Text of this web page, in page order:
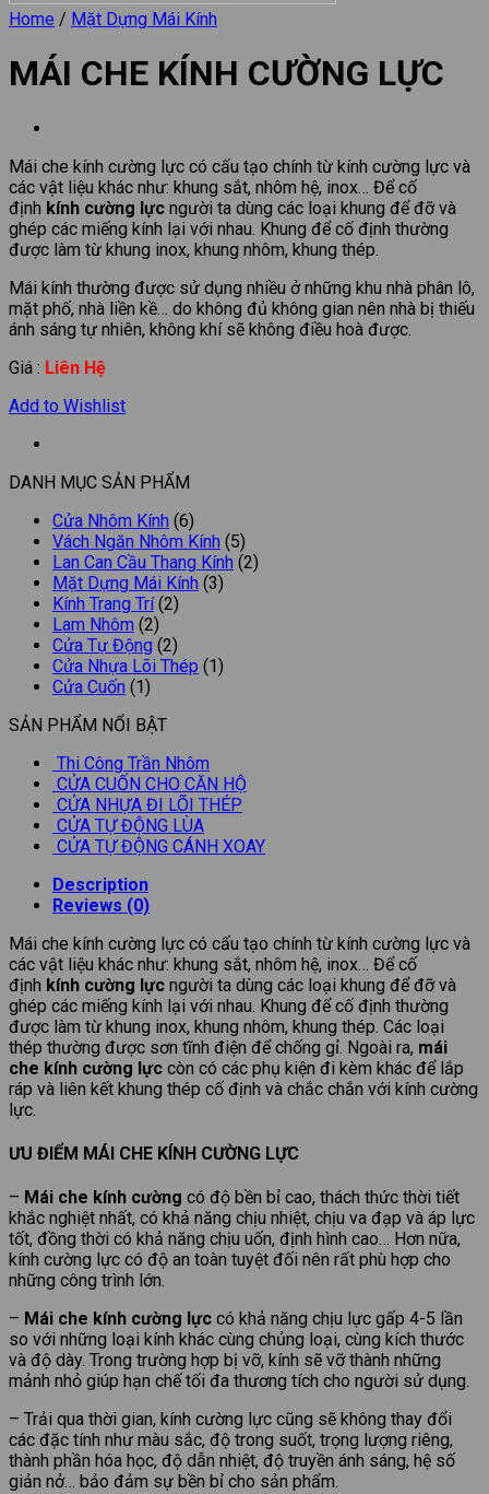
Home / Mặt Dựng Mái Kính
MÁI CHE KÍNH CƯỜNG LỰC
Mái che kính cường lực có cấu tạo chính từ kính cường lực và
các vật liệu khác như: khung sắt, nhôm hệ, inox… Để cố
định kính cường lực người ta dùng các loại khung để đỡ và
ghép các miếng kính lại với nhau. Khung để cố định thường
được làm từ khung inox, khung nhôm, khung thép.
Mái kính thường được sử dụng nhiều ở những khu nhà phân lô,
mặt phố, nhà liền kề… do không đủ không gian nên nhà bị thiếu
ánh sáng tự nhiên, không khí sẽ không điều hoà được.
Giá : Liên Hệ
Add to Wishlist
DANH MỤC SẢN PHẨM
Cửa Nhôm Kính (6)
Vách Ngăn Nhôm Kính (5)
Lan Can Cầu Thang Kính (2)
Mặt Dựng Mái Kính (3)
Kính Trang Trí (2)
Lam Nhôm (2)
Cửa Tự Động (2)
Cửa Nhựa Lõi Thép (1)
Cửa Cuốn (1)
SẢN PHẨM NỔI BẬT
Thi Công Trần Nhôm
CỬA CUỐN CHO CĂN HỘ
CỬA NHỰA ĐI LÕI THÉP
CỬA TỰ ĐỘNG LÙA
CỬA TỰ ĐỘNG CÁNH XOAY
Description
Reviews (0)
Mái che kính cường lực có cấu tạo chính từ kính cường lực và
các vật liệu khác như: khung sắt, nhôm hệ, inox… Để cố
định kính cường lực người ta dùng các loại khung để đỡ và
ghép các miếng kính lại với nhau. Khung để cố định thường
được làm từ khung inox, khung nhôm, khung thép. Các loại
thép thường được sơn tĩnh điện để chống gỉ. Ngoài ra, mái
che kính cường lực còn có các phụ kiện đi kèm khác để lắp
ráp và liên kết khung thép cố định và chắc chắn với kính cường
lực.
ƯU ĐIỂM MÁI CHE KÍNH CƯỜNG LỰC
– Mái che kính cường có độ bền bỉ cao, thách thức thời tiết
khắc nghiệt nhất, có khả năng chịu nhiệt, chịu va đạp và áp lực
tốt, đồng thời có khả năng chịu uốn, định hình cao… Hơn nữa,
kính cường lực có độ an toàn tuyệt đối nên rất phù hợp cho
những công trình lớn.
– Mái che kính cường lực có khả năng chịu lực gấp 4-5 lần
so với những loại kính khác cùng chủng loại, cùng kích thước
và độ dày. Trong trường hợp bị vỡ, kính sẽ vỡ thành những
mảnh nhỏ giúp hạn chế tối đa thương tích cho người sử dụng.
– Trải qua thời gian, kính cường lực cũng sẽ không thay đổi
các đặc tính như màu sắc, độ trong suốt, trọng lượng riêng,
thành phần hóa học, độ dẫn nhiệt, độ truyền ánh sáng, hệ số
giản nở… bảo đảm sự bền bỉ cho sản phẩm.